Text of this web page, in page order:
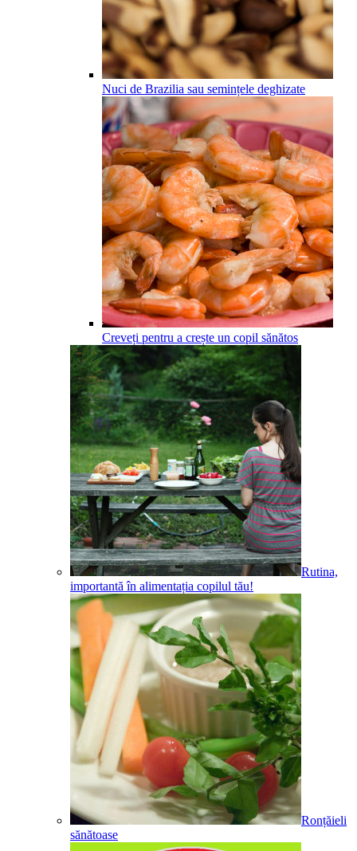
Nuci de Brazilia sau semințele deghizate
Creveți pentru a crește un copil sănătos
Rutina,
importantă în alimentația copilul tău!
Ronțăieli
sănătoase